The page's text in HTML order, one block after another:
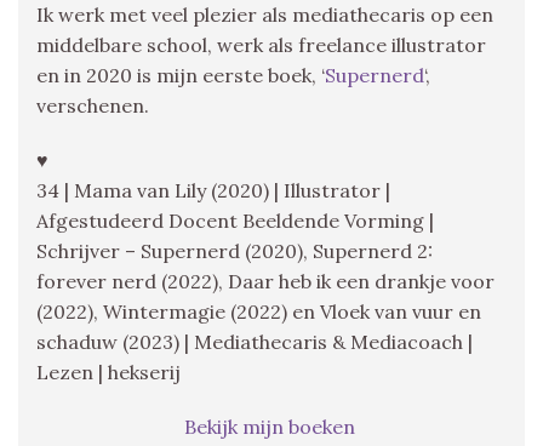
Ik werk met veel plezier als mediathecaris op een
middelbare school, werk als freelance illustrator
en in 2020 is mijn eerste boek, ‘Supernerd‘,
verschenen.
♥
34 | Mama van Lily (2020) | Illustrator |
Afgestudeerd Docent Beeldende Vorming |
Schrijver – Supernerd (2020), Supernerd 2:
forever nerd (2022), Daar heb ik een drankje voor
(2022), Wintermagie (2022) en Vloek van vuur en
schaduw (2023) | Mediathecaris & Mediacoach |
Lezen | hekserij
Bekijk mijn boeken